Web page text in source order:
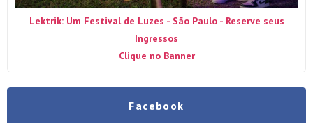
Lektrik: Um Festival de Luzes - São Paulo - Reserve seus
Ingressos
Clique no Banner
Facebook